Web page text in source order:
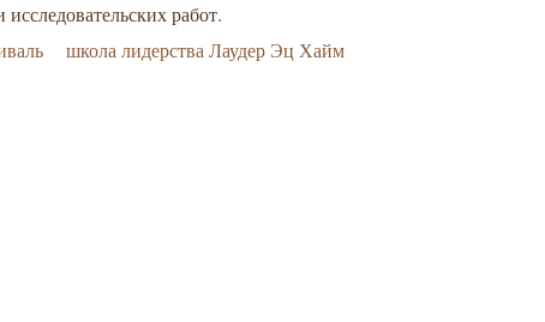
исследовательских работ.
школа лидерства Лаудер Эц Хайм